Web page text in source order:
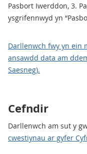
Pasbort Iwerddon, 3.
ysgrifennwyd yn
Darllenwch fwy yn ein
ansawdd data am
Saesneg).
Cefndir
Darllenwch am sut y
cwestiynau ar gyfer